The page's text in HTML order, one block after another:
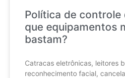
Política de controle
que equipamentos
bastam?
Catracas eletrônicas, leitores
reconhecimento facial,